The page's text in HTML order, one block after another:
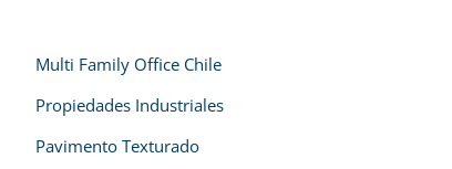
Multi Family Office Chile
Propiedades Industriales
Pavimento Texturado